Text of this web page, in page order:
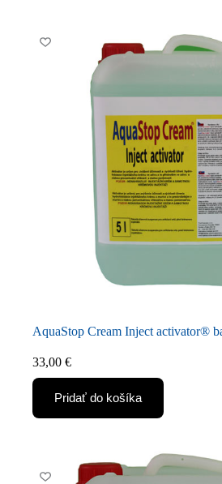
AquaStop Cream Inject activator®
33,00 €
Pridať do košíka